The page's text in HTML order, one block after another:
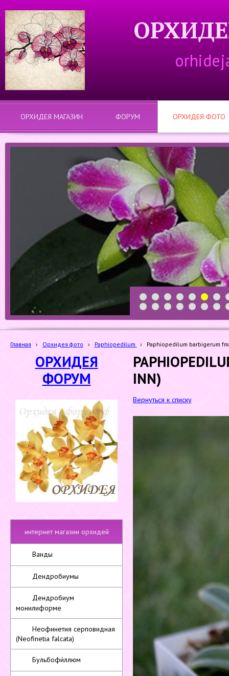
ОРХИДЕЯ МАГАЗИН ФОРУМ ОРХИДЕЯ ФОТО
1 2 3 4 5 6 7
8
19 20 21 22 23 24 25
Главная › Орхидея фото › Paphiopedilum › Paphiopedilum barbigerum
ОРХИДЕЯ
ФОРУМ
интернет магазин орхидей
Ванды
Дендробиумы
Дендробиум
монилиформе
Неофинетия серповидная
(Neofinetia falcata)
Бульбофи́ллюм
INN)
Вернуться к списку